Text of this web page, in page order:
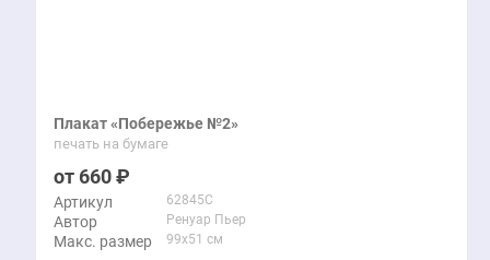
Плакат «Побережье №2»
печать на бумаге
660
Артикул 62845C
Автор Ренуар Пьер
Макс. размер 99x51 см